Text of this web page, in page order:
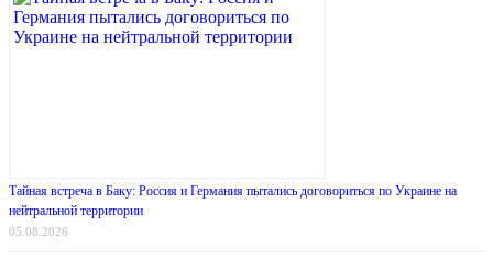
Тайная встреча в Баку: Россия и Германия пытались договориться по Украине на
нейтральной территории
05.08.2026